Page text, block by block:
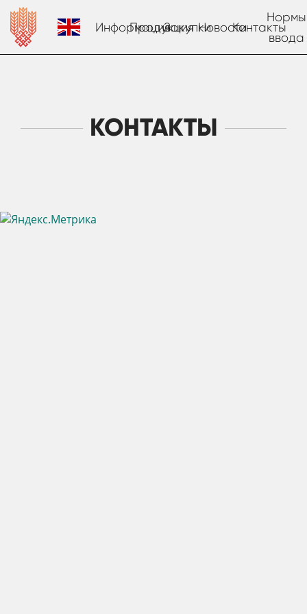
Информация
Продукция
ЗакупкиНовостиКонтакты
Нормы
ввода
КОНТАКТЫ